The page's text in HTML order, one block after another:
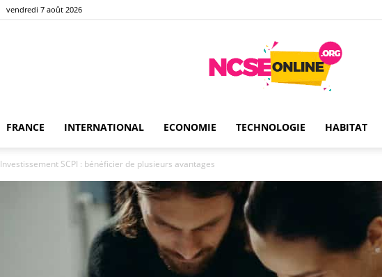
vendredi 7 août 2026
FRANCE INTERNATIONAL ECONOMIE TECHNOLOGIE HABITAT
Investissement SCPI : bénéficier de plusieurs avantages